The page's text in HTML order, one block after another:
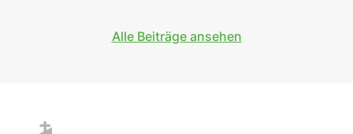
Alle Beiträge ansehen